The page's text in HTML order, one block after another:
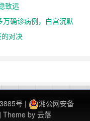
致远
确诊病例，白宫沉默
对决
号 |
湘公网安备
Theme by 云落